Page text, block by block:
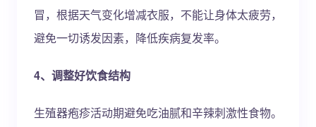
冒，根据天气变化增减衣服，不能让身体太疲劳，
避免一切诱发因素，降低疾病复发率。
4、调整好饮食结构
生殖器疱疹活动期避免吃油腻和辛辣刺激性食物。